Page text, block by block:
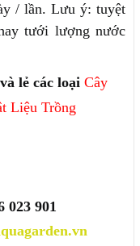
/ lần. Lưu ý: tuyệt
tưới lượng nước
lẻ các loại Cây
Liệu Trồng
023 901